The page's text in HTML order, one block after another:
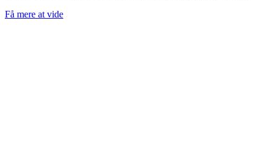
Få mere at vide